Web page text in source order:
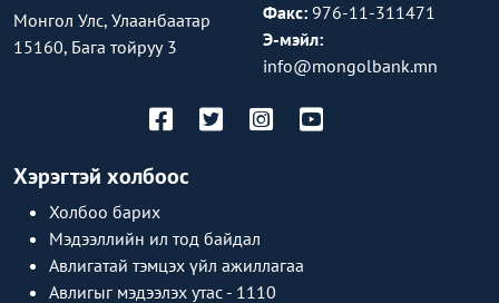
Монгол Улс, Улаанбаатар
15160, Бага тойруу 3
Факс: 976-11-311471
Э-мэйл:
info@mongolbank.mn
Хэрэгтэй холбоос
Холбоо барих
Мэдээллийн ил тод байдал
Авлигатай тэмцэх үйл ажиллагаа
Авлигыг мэдээлэх утас - 1110